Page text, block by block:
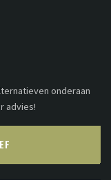
onderaan
advies!